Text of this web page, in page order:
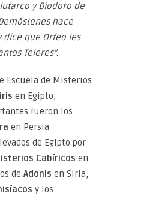
y Diodoro de
hace
que Orfeo les
Teleres”.
Escuela de Misterios
en Egipto;
fueron los
en Persia
de Egipto por
Cabíricos en
de Adonis en Siria,
y los